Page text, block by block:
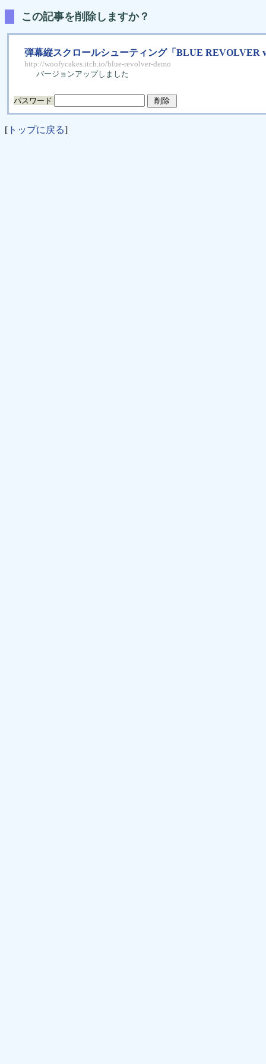
この記事を削除しますか？
弾幕縦スクロールシューティング「BLUE REVOLVER
http://woofycakes.itch.io/blue-revolver-demo
バージョンアップしました
パスワード
[ トップに戻る]